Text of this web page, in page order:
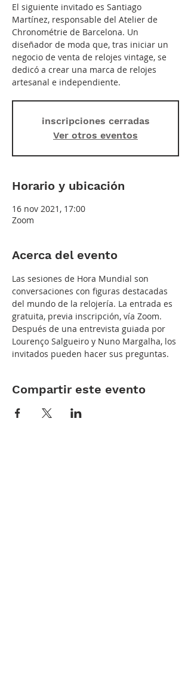
El siguiente invitado es Santiago
Martínez, responsable del Atelier de
Chronométrie de Barcelona. Un
diseñador de moda que, tras iniciar un
negocio de venta de relojes vintage, se
dedicó a crear una marca de relojes
artesanal e independiente.
inscripciones cerradas
Ver otros eventos
Horario y ubicación
16 nov 2021, 17:00
Zoom
Acerca del evento
Las sesiones de Hora Mundial son
conversaciones con figuras destacadas
del mundo de la relojería. La entrada es
gratuita, previa inscripción, vía Zoom.
Después de una entrevista guiada por
Lourenço Salgueiro y Nuno Margalha, los
invitados pueden hacer sus preguntas.
Compartir este evento